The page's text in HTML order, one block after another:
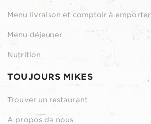
Menu livraison et comptoir à emporter
Menu déjeuner
Nutrition
TOUJOURS MIKES
Trouver un restaurant
À propos de nous